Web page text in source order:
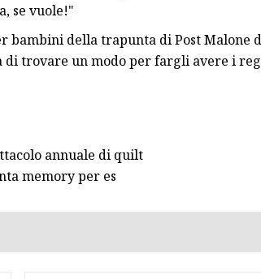
se vuole!"
bambini della trapunta di Post Malone
di trovare un modo per fargli avere i
annuale di quilt
memory per es